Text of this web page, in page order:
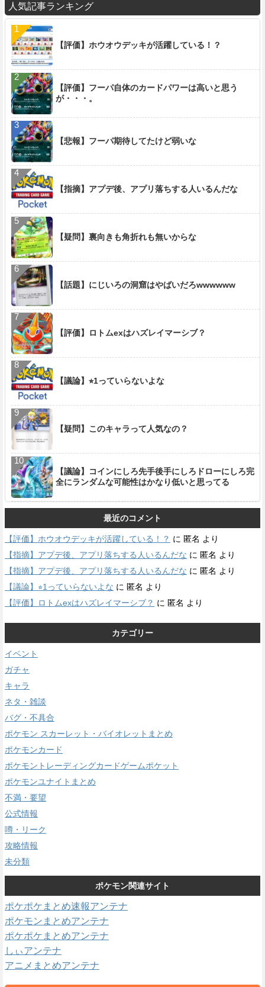
人気記事ランキング
【評価】ホウオウデッキが活躍している！？
【評価】フーパ自体のカードパワーは高いと思う
が・・・。
【悲報】フーパ期待してたけど弱いな
【指摘】アプデ後、アプリ落ちする人いるんだな
【疑問】裏向きも角折れも無いからな
【話題】にじいろの洞窟はやばいだろwwwwww
【評価】ロトムexはハズレイマーシブ？
【議論】⭐︎1っていらないよな
【疑問】このキャラって人気なの？
【議論】コインにしろ先手後手にしろドローにしろ完
全にランダムな可能性はかなり低いと思ってる
最近のコメント
【評価】ホウオウデッキが活躍している！？ に 匿名 より
【指摘】アプデ後、アプリ落ちする人いるんだな に 匿名 より
【指摘】アプデ後、アプリ落ちする人いるんだな に 匿名 より
【議論】⭐︎1っていらないよな に 匿名 より
【評価】ロトムexはハズレイマーシブ？ に 匿名 より
カテゴリー
イベント
ガチャ
キャラ
ネタ・雑談
バグ・不具合
ポケモン スカーレット・バイオレットまとめ
ポケモンカード
ポケモントレーディングカードゲームポケット
ポケモンユナイトまとめ
不満・要望
公式情報
噂・リーク
攻略情報
未分類
ポケモン関連サイト
ポケポケまとめ速報アンテナ
ポケモンまとめアンテナ
ポケポケまとめアンテナ
しぃアンテナ
アニメまとめアンテナ